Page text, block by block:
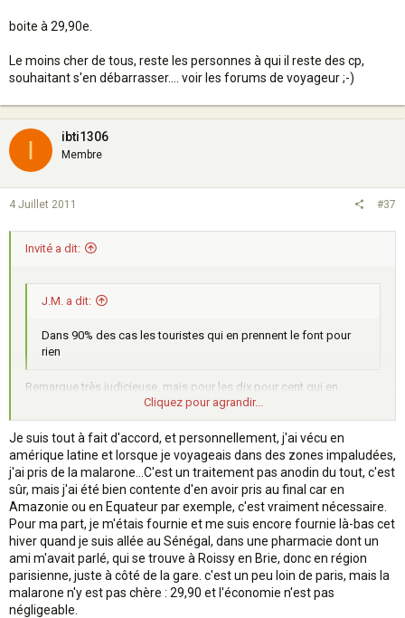
boite à 29,90e.
Le moins cher de tous, reste les personnes à qui il reste des cp,
souhaitant s'en débarrasser.... voir les forums de voyageur ;-)
I ibti1306
Membre
4 Juillet 2011 #37
Invité a dit:
J.M. a dit:
Dans 90% des cas les touristes qui en prennent le font pour
rien
Cliquez pour agrandir...
Remarque très judicieuse, mais pour les dix pour cent qui en
prennent pour des zones réellement impaludées, 30% d'économie
sur ce produit très cher, cela me semble appréciable.
Entièrement d'accord pour ne pas confondre les anti-palu. avec des
bonbons :wink:
Cliquez pour agrandir...
Je suis tout à fait d'accord, et personnellement, j'ai vécu en
amérique latine et lorsque je voyageais dans des zones impaludées,
j'ai pris de la malarone...C'est un traitement pas anodin du tout, c'est
sûr, mais j'ai été bien contente d'en avoir pris au final car en
Amazonie ou en Equateur par exemple, c'est vraiment nécessaire.
Pour ma part, je m'étais fournie et me suis encore fournie là-bas cet
hiver quand je suis allée au Sénégal, dans une pharmacie dont un
ami m'avait parlé, qui se trouve à Roissy en Brie, donc en région
parisienne, juste à côté de la gare. c'est un peu loin de paris, mais la
malarone n'y est pas chère : 29,90 et l'économie n'est pas
négligeable.